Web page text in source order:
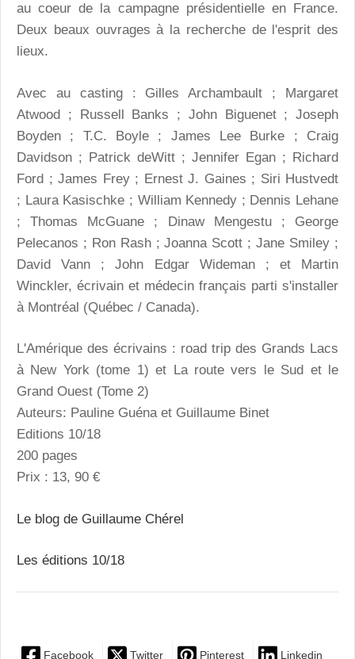
au coeur de la campagne présidentielle en France.
Deux beaux ouvrages à la recherche de l'esprit des
lieux.
Avec au casting : Gilles Archambault ; Margaret
Atwood ; Russell Banks ; John Biguenet ; Joseph
Boyden ; T.C. Boyle ; James Lee Burke ; Craig
Davidson ; Patrick deWitt ; Jennifer Egan ; Richard
Ford ; James Frey ; Ernest J. Gaines ; Siri Hustvedt
; Laura Kasischke ; William Kennedy ; Dennis Lehane
; Thomas McGuane ; Dinaw Mengestu ; George
Pelecanos ; Ron Rash ; Joanna Scott ; Jane Smiley ;
David Vann ; John Edgar Wideman ; et Martin
Winckler, écrivain et médecin français parti s'installer
à Montréal (Québec / Canada).
L'Amérique des écrivains : road trip des Grands Lacs
à New York (tome 1) et La route vers le Sud et le
Grand Ouest (Tome 2)
Auteurs: Pauline Guéna et Guillaume Binet
Editions 10/18
200 pages
Prix : 13, 90 €
Le blog de Guillaume Chérel
Les éditions 10/18
Facebook Twitter Pinterest Linkedin